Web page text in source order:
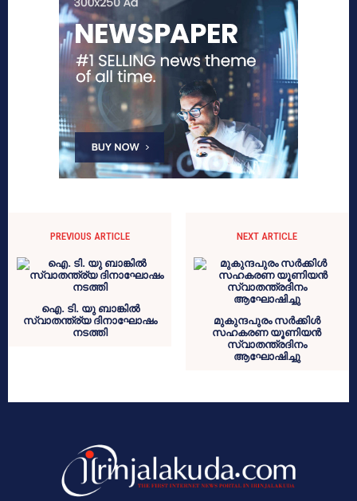
PREVIOUS ARTICLE
ഐ. ടി. യു ബാങ്കിൽ
സ്വാതന്ത്ര്യ ദിനാഘോഷം
നടത്തി
NEXT ARTICLE
മുകുന്ദപുരം സർക്കിൾ
സഹകരണ യൂണിയൻ
സ്വാതന്ത്രദിനം
ആഘോഷിച്ചു